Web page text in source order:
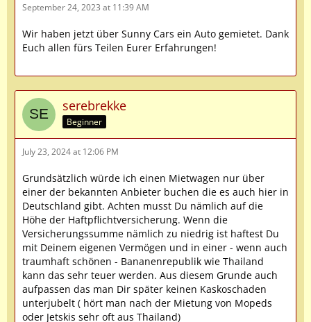
September 24, 2023 at 11:39 AM
Wir haben jetzt über Sunny Cars ein Auto gemietet. Dank
Euch allen fürs Teilen Eurer Erfahrungen!
serebrekke
Beginner
July 23, 2024 at 12:06 PM
Grundsätzlich würde ich einen Mietwagen nur über
einer der bekannten Anbieter buchen die es auch hier in
Deutschland gibt. Achten musst Du nämlich auf die
Höhe der Haftpflichtversicherung. Wenn die
Versicherungssumme nämlich zu niedrig ist haftest Du
mit Deinem eigenen Vermögen und in einer - wenn auch
traumhaft schönen - Bananenrepublik wie Thailand
kann das sehr teuer werden. Aus diesem Grunde auch
aufpassen das man Dir später keinen Kaskoschaden
unterjubelt ( hört man nach der Mietung von Mopeds
oder Jetskis sehr oft aus Thailand)